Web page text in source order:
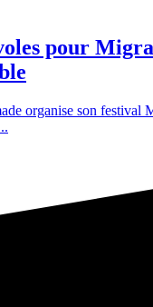
pour
organise son festival